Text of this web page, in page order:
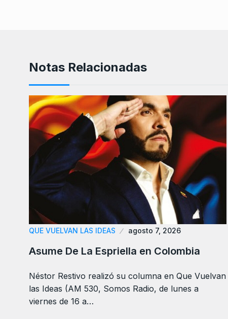
Notas Relacionadas
QUE VUELVAN LAS IDEAS agosto 7, 2026
Asume De La Espriella en Colombia
Néstor Restivo realizó su columna en Que Vuelvan
las Ideas (AM 530, Somos Radio, de lunes a
viernes de 16 a…